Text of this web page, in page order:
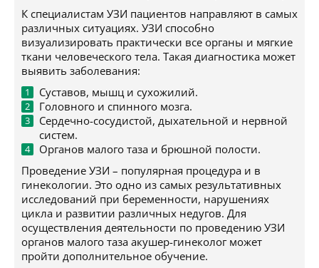
К специалистам УЗИ пациентов направляют в самых
различных ситуациях. УЗИ способно
визуализировать практически все органы и мягкие
ткани человеческого тела. Такая диагностика может
выявить заболевания:
Суставов, мышц и сухожилий.
Головного и спинного мозга.
Сердечно-сосудистой, дыхательной и нервной
систем.
Органов малого таза и брюшной полости.
Проведение УЗИ – популярная процедура и в
гинекологии. Это одно из самых результативных
исследований при беременности, нарушениях
цикла и развитии различных недугов. Для
осуществления деятельности по проведению УЗИ
органов малого таза акушер-гинеколог может
пройти дополнительное обучение.